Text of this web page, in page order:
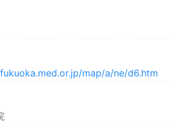
map/a/ne/d6.htm